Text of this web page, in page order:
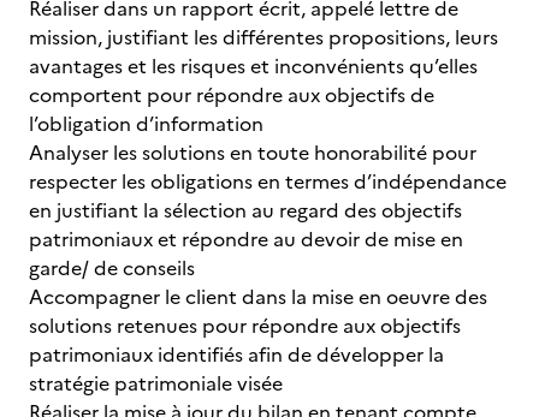
Réaliser dans un rapport écrit, appelé lettre de
mission, justifiant les différentes propositions, leurs
avantages et les risques et inconvénients qu’elles
comportent pour répondre aux objectifs de
l’obligation d’information
Analyser les solutions en toute honorabilité pour
respecter les obligations en termes d’indépendance
en justifiant la sélection au regard des objectifs
patrimoniaux et répondre au devoir de mise en
garde/ de conseils
Accompagner le client dans la mise en oeuvre des
solutions retenues pour répondre aux objectifs
patrimoniaux identifiés afin de développer la
stratégie patrimoniale visée